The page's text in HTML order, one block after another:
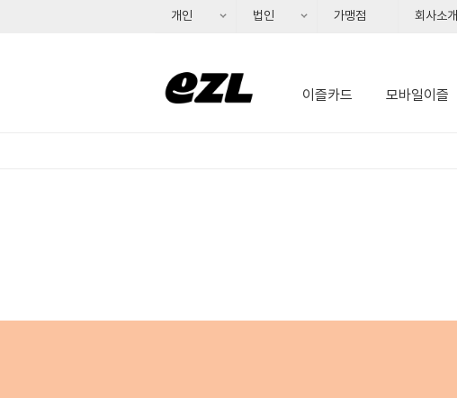
개인 법인 가맹점 회사소개
이즐카드 모바일이즐